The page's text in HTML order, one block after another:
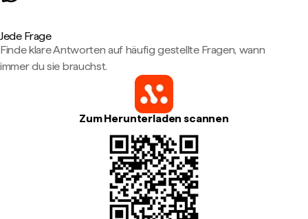
Jede Frage
Finde klare Antworten auf häufig gestellte Fragen, wann
immer du sie brauchst.
Zum Herunterladen scannen